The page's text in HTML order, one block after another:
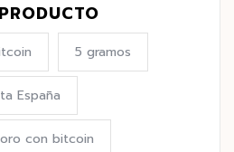
5 gramos
España
con bitcoin